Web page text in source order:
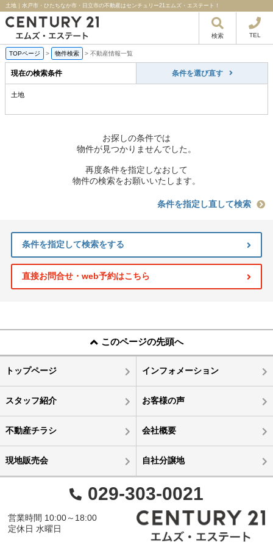
土地｜水戸市・ひたちなか市・日立市の不動産はセンチュリー21エムズ・エステート！
検索 TEL
TOPページ > 物件検索 > 不動産情報一覧
現在の検索条件 条件を選び直す
土地
お探しの条件では
物件が見つかりませんでした。
再度条件を指定しなおして
物件の検索をお願いいたします。
条件を指定し直して検索
条件を指定して検索をする
直接お問合せ・web予約はこちら
このページの先頭へ
トップページ インフォメーション
スタッフ紹介 お客様の声
不動産チラシ 会社概要
現地販売会 自社分譲地
029-303-0021
営業時間 10:00～18:00
定休日 水曜日